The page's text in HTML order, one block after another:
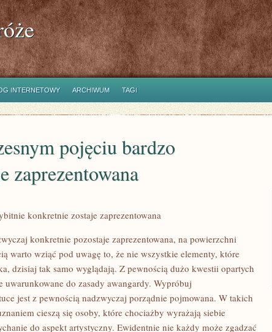
INTERNETOWY ARCHIWUM TAGI
pojęciu bardzo
zaprezentowana
konkretnie zostaje zaprezentowana
konkretnie pozostaje zaprezentowana, na powierzchni
warto wziąć pod uwagę to, że nie wszystkie elementy, które
dzisiaj tak samo wyglądają. Z pewnością dużo kwestii opartych
uwarunkowane do zasady awangardy. Wypróbuj
jest z pewnością nadzwyczaj porządnie pojmowana. W takich
cieszą się osoby, które chociażby wyrażają siebie
do aspekt artystyczny. Ewidentnie nie każdy może zgadzać